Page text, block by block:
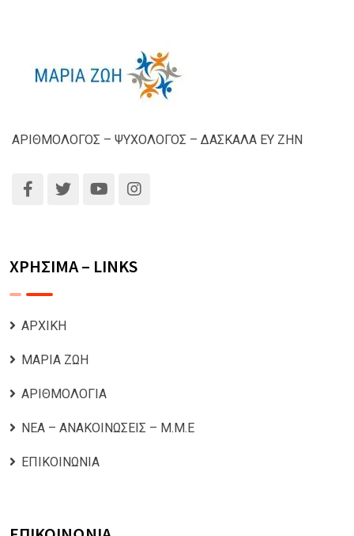
ΑΡΙΘΜΟΛΟΓΟΣ – ΨΥΧΟΛΟΓΟΣ – ΔΑΣΚΑΛΑ ΕΥ ΖΗΝ
ΧΡΗΣΙΜΑ – LINKS
ΑΡΧΙΚΗ
ΜΑΡΙΑ ΖΩΗ
ΑΡΙΘΜΟΛΟΓΙΑ
ΝΕΑ – ΑΝΑΚΟΙΝΩΣΕΙΣ – Μ.Μ.Ε
ΕΠΙΚΟΙΝΩΝΙΑ